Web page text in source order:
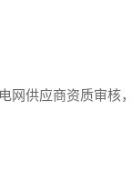
网供应商资质审核